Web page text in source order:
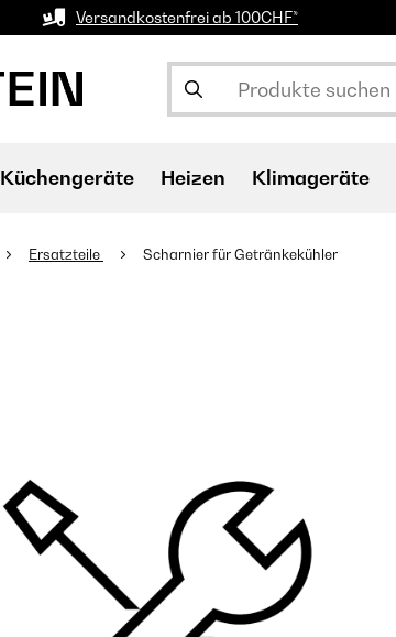
Versandkostenfrei ab 100CHF*
Küchengeräte Heizen Klimageräte
Ersatzteile Scharnier für Getränkekühler